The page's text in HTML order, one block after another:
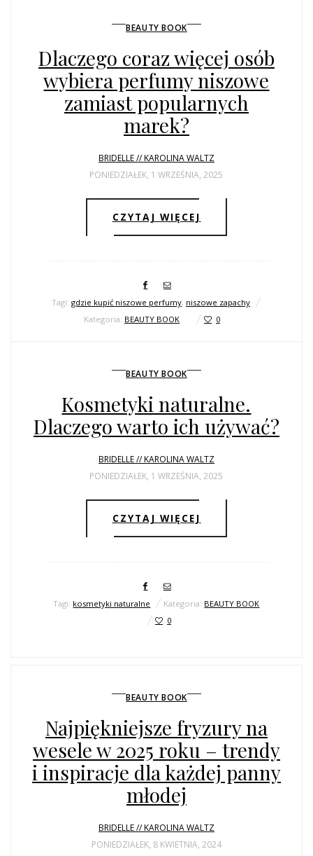
BEAUTY BOOK
Dlaczego coraz więcej osób
wybiera perfumy niszowe
zamiast popularnych
marek?
BRIDELLE // KAROLINA WALTZ
PONIEDZIAŁEK, 1 WRZEŚNIA, 2025
CZYTAJ WIĘCEJ
Tagi: gdzie kupić niszowe perfumy, niszowe zapachy
Kategoria: BEAUTY BOOK 0
BEAUTY BOOK
Kosmetyki naturalne.
Dlaczego warto ich używać?
BRIDELLE // KAROLINA WALTZ
PONIEDZIAŁEK, 1 WRZEŚNIA, 2025
CZYTAJ WIĘCEJ
Tagi: kosmetyki naturalne Kategoria: BEAUTY BOOK
0
BEAUTY BOOK
Najpiękniejsze fryzury na
wesele w 2025 roku – trendy
i inspiracje dla każdej panny
młodej
BRIDELLE // KAROLINA WALTZ
PONIEDZIAŁEK, 8 KWIETNIA, 2024